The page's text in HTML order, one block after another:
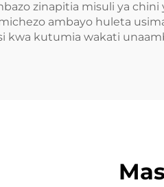
zinapitia misuli ya
ambayo huleta
kwa kutumia wakati